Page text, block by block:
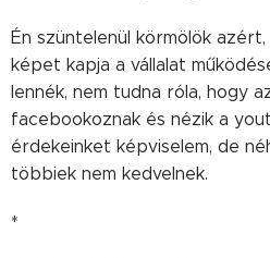
Én szüntelenül körmölök
képet kapja a vállalat
lennék, nem tudna róla, hogy
facebookoznak és nézik a
érdekeinket képviselem, de
többiek nem kedvelnek.
*